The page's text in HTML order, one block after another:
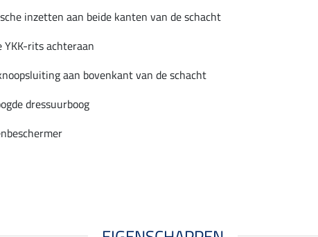
inzetten aan beide kanten van de schacht
YKK-rits achteraan
aan bovenkant van de schacht
dressuurboog